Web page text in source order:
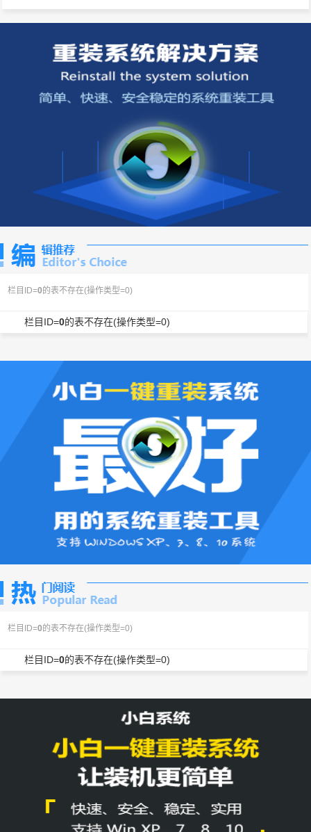
栏目ID=0 的表不存在(操作类型=0)
栏目ID=0的表不存在(操作类型=0)
栏目ID=0 的表不存在(操作类型=0)
栏目ID=0的表不存在(操作类型=0)